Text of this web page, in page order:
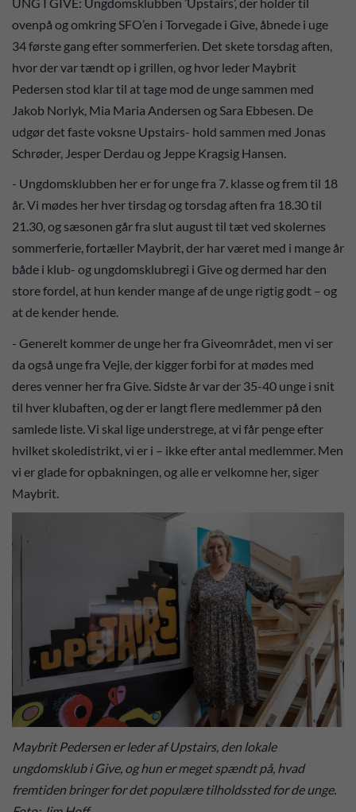
ovenpå og omkring SFO’en i Torvegade i Give, åbnede i uge
34 første gang efter sommerferien. Det skete torsdag aften,
hvor der var tændt op i grillen, og hvor leder Maybrit
Pedersen stod klar til at tage mod de unge sammen med
Jakob Norlyk, Mia Maria Andersen og Sara Ebbesen. De
udgør det faste voksne Upstairs- hold sammen med Jonas
Schrøder, Jesper Derdau og Jeppe Kragsig Hansen.
- Ungdomsklubben her er for unge fra 7. klasse og frem til 18
år. Vi mødes her hver tirsdag og torsdag aften fra 18.30 til
21.30, og sæsonen går fra slut august til tæt ved skolernes
sommerferie, fortæller Maybrit, der har været med i mange år
både i klub- og ungdomsklubregi i Give og dermed har den
store fordel, at hun kender mange af de unge rigtig godt – og
at de kender hende.
- Generelt kommer de unge her fra Giveområdet, men vi ser
da også unge fra Vejle, der kigger forbi for at mødes med
deres venner her fra Give. Sidste år var der 35-40 unge i snit
til hver klubaften, og der er langt flere medlemmer på den
samlede liste. Vi skal lige understrege, at vi får penge efter
hvilket skoledistrikt, vi er i – ikke efter antal medlemmer. Men
vi er glade for opbakningen, og alle er velkomne her, siger
Maybrit.
Maybrit Pedersen er leder af Upstairs, den lokale
ungdomsklub i Give, og hun er meget spændt på, hvad
fremtiden bringer for det populære tilholdssted for de unge.